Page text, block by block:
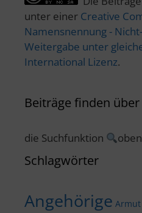
unter einer Creative
Namensnennung -
Weitergabe unter
International Lizenz.
Beiträge finden über
die Suchfunktion
Schlagwörter
Angehörige Armut